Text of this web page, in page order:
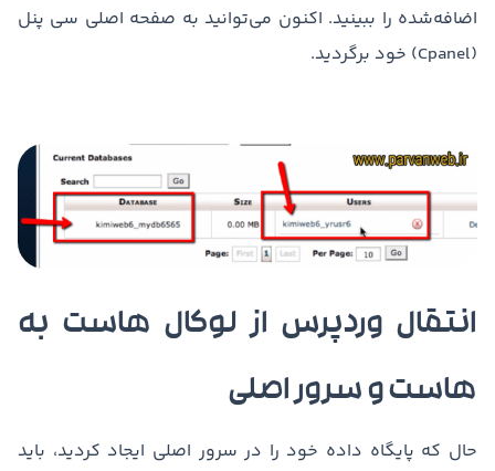
اضافه‌شده را ببینید. اکنون می‌توانید به صفحه اصلی سی پنل
(Cpanel) خود برگردید.
انتقال وردپرس از لوکال هاست به
هاست و سرور اصلی
حال که پایگاه داده خود را در سرور اصلی ایجاد کردید، باید